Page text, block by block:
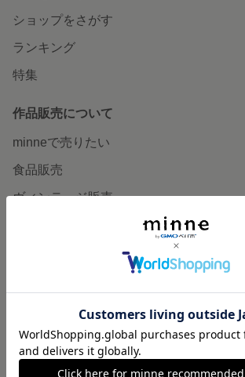
ショップをさがす
ランキング
特集
作品販売について
minneで売りたい
食品販売
ヴィンテージ販売
読みもの
minneとものづくりと